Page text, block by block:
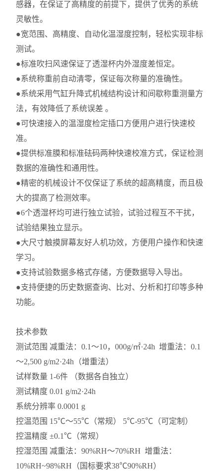
感器，在保证了高精度的前提下，提供了优秀的系统
灵敏性。
●宽范围、高精度、自动化温湿度控制，轻松实现非标
测试。
●标准吹扫风速保证了透湿杯内外湿度差恒定。
●系统称重前自动清零，保证每次称量的准确性。
●系统采用气缸升降式机械结构设计和间歇称重测量方
法，有效降低了系统误差 。
●可快速接入的温湿度检定插口方便用户进行快速校
准。
●提供标准膜和标准砝码两种快速校准方式，保证检测
数据的准确性和通用性。
●精密的机械设计不仅保证了系统的超高精度，而且极
大的提高了检测效率。
●6个透湿杯均可进行独立试验，试验过程互不干扰，
试验结果独立显示。
●大尺寸触摸屏幕友好人机功效，方便用户操作和快速
学习。
●支持试验数据多格式存储，方便数据导入导出。
●支持便捷的历史数据查询、比对、分析和打印等多种
功能。
技术参数
测试范围 减重法：0.1～10，000g/㎡·24h 增重法：0.1
～2,500 g/m2·24h（增重法）
试样数量 1-6件 （数据各自独立）
测试精度0.01 g/m2·24h
系统分辨率0.0001 g
控温范围 15℃～55℃（常规） 5℃-95℃（可定制）
控温精度±0.1℃（常规）
控湿范围 减重法：90%RH～70%RH 增重法：
10%RH~98%RH（国标要求38℃90%RH）